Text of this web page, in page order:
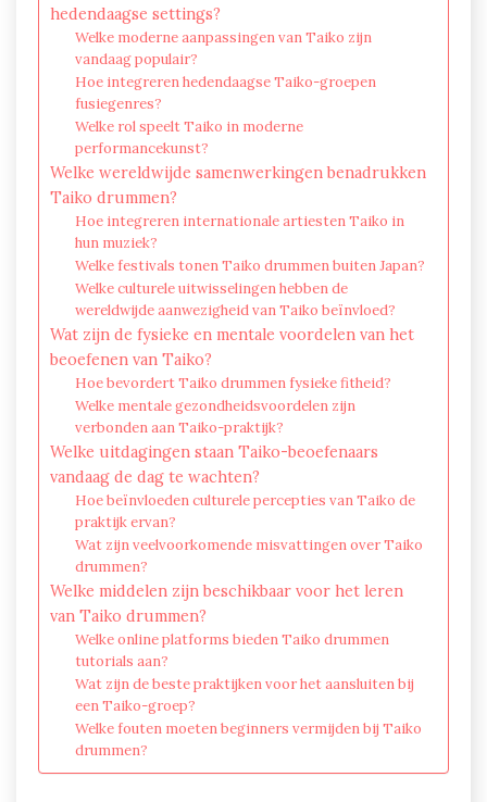
hedendaagse settings?
Welke moderne aanpassingen van Taiko zijn
vandaag populair?
Hoe integreren hedendaagse Taiko-groepen
fusiegenres?
Welke rol speelt Taiko in moderne
performancekunst?
Welke wereldwijde samenwerkingen benadrukken
Taiko drummen?
Hoe integreren internationale artiesten Taiko in
hun muziek?
Welke festivals tonen Taiko drummen buiten Japan?
Welke culturele uitwisselingen hebben de
wereldwijde aanwezigheid van Taiko beïnvloed?
Wat zijn de fysieke en mentale voordelen van het
beoefenen van Taiko?
Hoe bevordert Taiko drummen fysieke fitheid?
Welke mentale gezondheidsvoordelen zijn
verbonden aan Taiko-praktijk?
Welke uitdagingen staan Taiko-beoefenaars
vandaag de dag te wachten?
Hoe beïnvloeden culturele percepties van Taiko de
praktijk ervan?
Wat zijn veelvoorkomende misvattingen over Taiko
drummen?
Welke middelen zijn beschikbaar voor het leren
van Taiko drummen?
Welke online platforms bieden Taiko drummen
tutorials aan?
Wat zijn de beste praktijken voor het aansluiten bij
een Taiko-groep?
Welke fouten moeten beginners vermijden bij Taiko
drummen?